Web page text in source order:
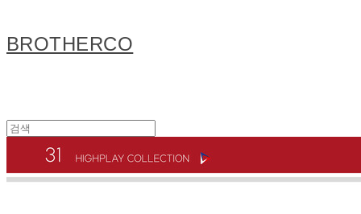
BROTHERCO